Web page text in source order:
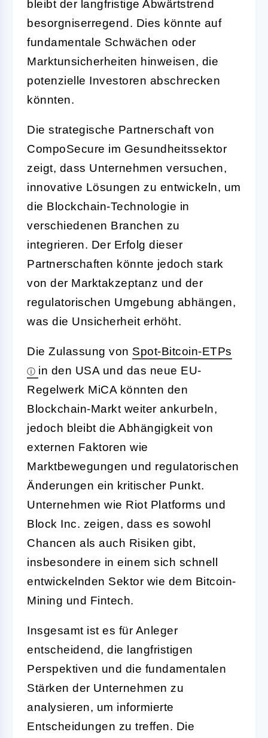
bleibt der langfristige Abwärtstrend
besorgniserregend. Dies könnte auf
fundamentale Schwächen oder
Marktunsicherheiten hinweisen, die
potenzielle Investoren abschrecken
könnten.
Die strategische Partnerschaft von
CompoSecure im Gesundheitssektor
zeigt, dass Unternehmen versuchen,
innovative Lösungen zu entwickeln, um
die Blockchain-Technologie in
verschiedenen Branchen zu
integrieren. Der Erfolg dieser
Partnerschaften könnte jedoch stark
von der Marktakzeptanz und der
regulatorischen Umgebung abhängen,
was die Unsicherheit erhöht.
Die Zulassung von Spot-Bitcoin-ETPs
in den USA und das neue EU-
Regelwerk MiCA könnten den
Blockchain-Markt weiter ankurbeln,
jedoch bleibt die Abhängigkeit von
externen Faktoren wie
Marktbewegungen und regulatorischen
Änderungen ein kritischer Punkt.
Unternehmen wie Riot Platforms und
Block Inc. zeigen, dass es sowohl
Chancen als auch Risiken gibt,
insbesondere in einem sich schnell
entwickelnden Sektor wie dem Bitcoin-
Mining und Fintech.
Insgesamt ist es für Anleger
entscheidend, die langfristigen
Perspektiven und die fundamentalen
Stärken der Unternehmen zu
analysieren, um informierte
Entscheidungen zu treffen. Die